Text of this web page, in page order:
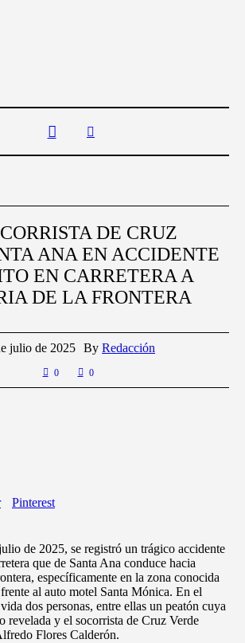
DE CRUZ
ANA EN ACCIDENTE
EN CARRETERA A
DE LA FRONTERA
julio de 2025 By Redacción
0 0
Pinterest
de 2025, se registró un trágico accidente
que de Santa Ana conduce hacia
específicamente en la zona conocida
al auto motel Santa Mónica. En el
dos personas, entre ellas un peatón cuya
revelada y el socorrista de Cruz Verde
Flores Calderón.